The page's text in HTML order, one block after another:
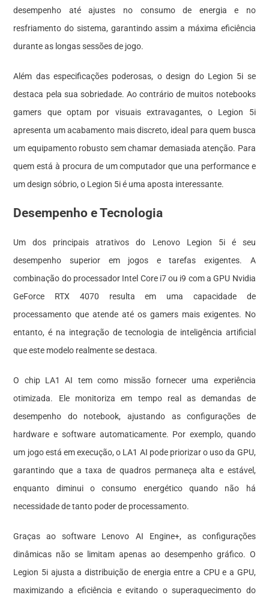
desempenho até ajustes no consumo de energia e no
resfriamento do sistema, garantindo assim a máxima eficiência
durante as longas sessões de jogo.
Além das especificações poderosas, o design do Legion 5i se
destaca pela sua sobriedade. Ao contrário de muitos notebooks
gamers que optam por visuais extravagantes, o Legion 5i
apresenta um acabamento mais discreto, ideal para quem busca
um equipamento robusto sem chamar demasiada atenção. Para
quem está à procura de um computador que una performance e
um design sóbrio, o Legion 5i é uma aposta interessante.
Desempenho e Tecnologia
Um dos principais atrativos do Lenovo Legion 5i é seu
desempenho superior em jogos e tarefas exigentes. A
combinação do processador Intel Core i7 ou i9 com a GPU Nvidia
GeForce RTX 4070 resulta em uma capacidade de
processamento que atende até os gamers mais exigentes. No
entanto, é na integração de tecnologia de inteligência artificial
que este modelo realmente se destaca.
O chip LA1 AI tem como missão fornecer uma experiência
otimizada. Ele monitoriza em tempo real as demandas de
desempenho do notebook, ajustando as configurações de
hardware e software automaticamente. Por exemplo, quando
um jogo está em execução, o LA1 AI pode priorizar o uso da GPU,
garantindo que a taxa de quadros permaneça alta e estável,
enquanto diminui o consumo energético quando não há
necessidade de tanto poder de processamento.
Graças ao software Lenovo AI Engine+, as configurações
dinâmicas não se limitam apenas ao desempenho gráfico. O
Legion 5i ajusta a distribuição de energia entre a CPU e a GPU,
maximizando a eficiência e evitando o superaquecimento do